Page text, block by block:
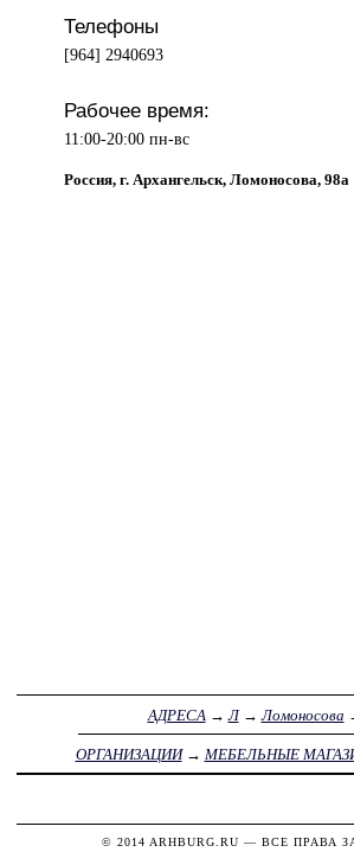
Телефоны
[964] 2940693
Рабочее время:
11:00-20:00 пн-вс
Россия, г. Архангельск, Ломоносова, 98а
АДРЕСА →Л→Ломоносова
ОРГАНИЗАЦИИ→ МЕБЕЛЬНЫЕ
© 2014 ARHBURG.RU — ВСЕ ПРАВА